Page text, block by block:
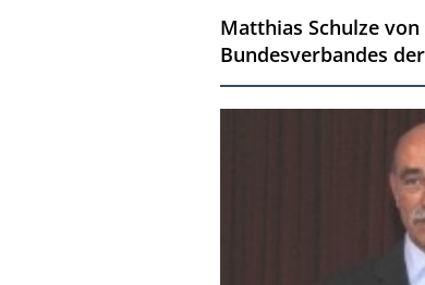
Matthias Schulze
Bundesverbandes